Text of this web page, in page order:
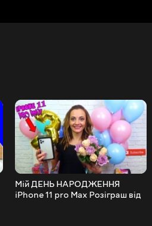
Мій ДЕНЬ НАРОДЖЕННЯ
iPhone 11 pro Max Розіграш від